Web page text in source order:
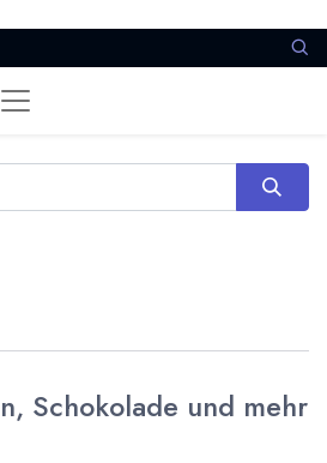
Schokolade und mehr